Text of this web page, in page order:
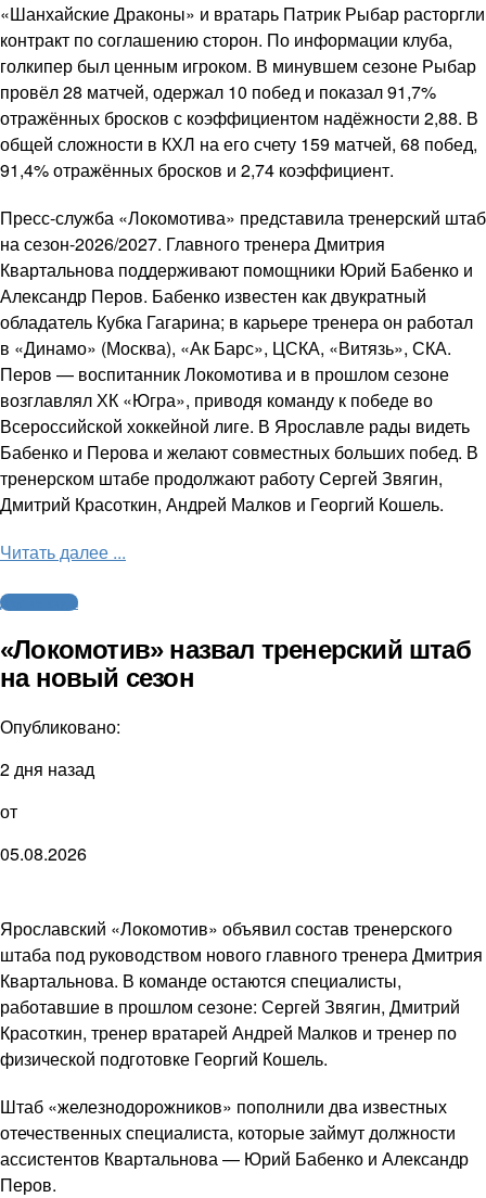
«Шанхайские Драконы» и вратарь Патрик Рыбар расторгли
контракт по соглашению сторон. По информации клуба,
голкипер был ценным игроком. В минувшем сезоне Рыбар
провёл 28 матчей, одержал 10 побед и показал 91,7%
отражённых бросков с коэффициентом надёжности 2,88. В
общей сложности в КХЛ на его счету 159 матчей, 68 побед,
91,4% отражённых бросков и 2,74 коэффициент.
Пресс-служба «Локомотива» представила тренерский штаб
на сезон-2026/2027. Главного тренера Дмитрия
Квартальнова поддерживают помощники Юрий Бабенко и
Александр Перов. Бабенко известен как двукратный
обладатель Кубка Гагарина; в карьере тренера он работал
в «Динамо» (Москва), «Ак Барс», ЦСКА, «Витязь», СКА.
Перов — воспитанник Локомотива и в прошлом сезоне
возглавлял ХК «Югра», приводя команду к победе во
Всероссийской хоккейной лиге. В Ярославле рады видеть
Бабенко и Перова и желают совместных больших побед. В
тренерском штабе продолжают работу Сергей Звягин,
Дмитрий Красоткин, Андрей Малков и Георгий Кошель.
Читать далее ...
Другие виды
«Локомотив» назвал тренерский штаб
на новый сезон
Опубликовано:
2 дня назад
от
05.08.2026
Ярославский «Локомотив» объявил состав тренерского
штаба под руководством нового главного тренера Дмитрия
Квартальнова. В команде остаются специалисты,
работавшие в прошлом сезоне: Сергей Звягин, Дмитрий
Красоткин, тренер вратарей Андрей Малков и тренер по
физической подготовке Георгий Кошель.
Штаб «железнодорожников» пополнили два известных
отечественных специалиста, которые займут должности
ассистентов Квартальнова — Юрий Бабенко и Александр
Перов.